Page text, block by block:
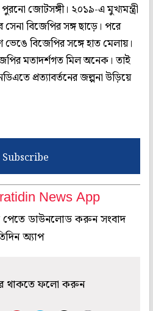
জোটসঙ্গী। ২০১৯-এ মুখ্যমন্ত্রী
বিজেপির সঙ্গ ছাড়ে। পরে
বিজেপির সঙ্গে হাত মেলায়।
মতাদর্শগত মিল অনেক। তাই
প্রত্যাবর্তনের জল্পনা উড়িয়ে
Subscribe
News App
ডাউনলোড করুন সংবাদ
অ্যাপ
থাকতে ফলো করুন